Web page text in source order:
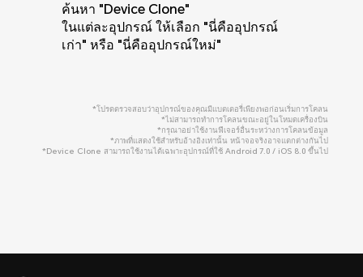
ค้นหา "Device Clone"
ในแต่ละอุปกรณ์ ให้เลือก "นี่คืออุปกรณ์
เก่า" หรือ "นี่คืออุปกรณ์ใหม่"
เครื่องเก่าเป็น HarmonyOS
อุปกรณ์ Android อื่นเป็นประเภทเครื่องเก่า
ประเภทเครื่องเก่าเป็น Apple
*โปรดตรวจสอบว่าอุปกรณ์ของคุณมีแบตเตอรี่เพียงพอก่อนเริ่มการโคลน
*ไม่สามารถทำการโคลนขณะอยู่ในโหมดเครื่องบิน
*กรุณาอย่าใช้งานฟีเจอร์อื่นระหว่างการโคลนข้อมูล
*ภาพที่แสดงใช้สำหรับอ้างอิงเท่านั้น หน้าจอจริงอาจแตกต่างกันไป
*Device Clone สามารถใช้งานได้เฉพาะอุปกรณ์ที่ใช้ Android 7.0 / iOS 8.0 ขึ้นไป